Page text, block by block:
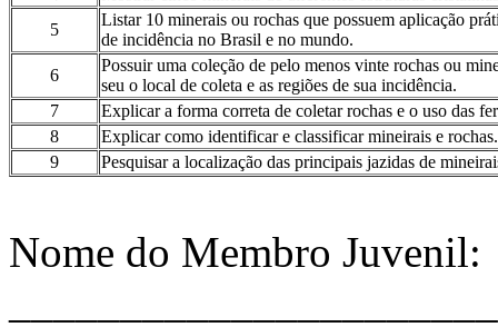
5
Listar 10 minerais ou rochas que possuem aplicação
de incidência no Brasil e no mundo.
6
Possuir uma coleção de pelo menos vinte rochas ou
seu o local de coleta e as regiões de sua incidência.
7
Explicar a forma correta de coletar rochas e o uso das
8
Explicar como identificar e classificar mineirais e rochas.
9
Pesquisar a localização das principais jazidas de
Nome do Membro Juvenil: